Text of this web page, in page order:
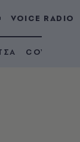
VOICE RADIO
COVID 19